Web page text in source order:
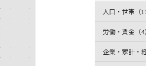
人口・世帯（11
労働・賃金（4）
企業・家計・